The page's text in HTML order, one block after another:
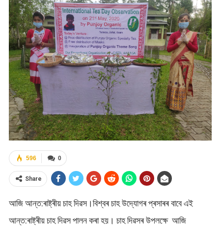
0
596
Share
আজি আন্ত:ৰাষ্ট্ৰীয় চাহ দিৱস।বিশ্বৰ চাহ উদ্যোগৰ প্ৰসাৰৰ বাবে এই
আন্ত:ৰাষ্ট্ৰীয় চাহ দিৱস পালন কৰা হয়। চাহ দিৱসৰ উপলক্ষে আজি